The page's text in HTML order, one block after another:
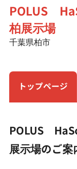
POLUS
柏展示場
千葉県柏市
トップページ
POLUS
展示場のご案